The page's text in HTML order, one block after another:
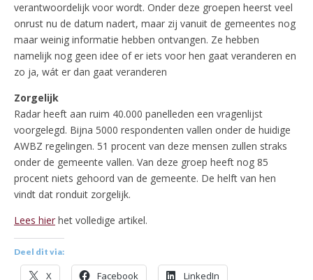
verantwoordelijk voor wordt. Onder deze groepen heerst veel
onrust nu de datum nadert, maar zij vanuit de gemeentes nog
maar weinig informatie hebben ontvangen. Ze hebben
namelijk nog geen idee of er iets voor hen gaat veranderen en
zo ja, wát er dan gaat veranderen
Zorgelijk
Radar heeft aan ruim 40.000 panelleden een vragenlijst
voorgelegd. Bijna 5000 respondenten vallen onder de huidige
AWBZ regelingen. 51 procent van deze mensen zullen straks
onder de gemeente vallen. Van deze groep heeft nog 85
procent niets gehoord van de gemeente. De helft van hen
vindt dat ronduit zorgelijk.
Lees hier het volledige artikel.
Deel dit via:
X Facebook LinkedIn